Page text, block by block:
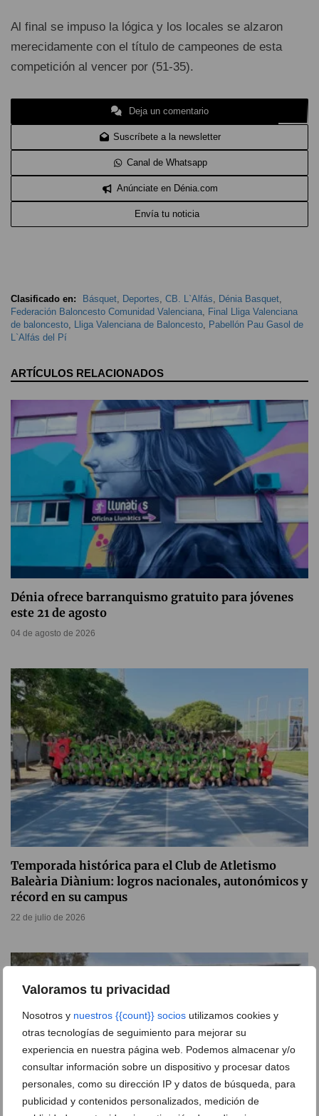
Valoramos tu privacidad
Nosotros y nuestros {{count}} socios utilizamos cookies y
otras tecnologías de seguimiento para mejorar su
experiencia en nuestra página web. Podemos almacenar y/o
consultar información sobre un dispositivo y procesar datos
personales, como su dirección IP y datos de búsqueda, para
publicidad y contenidos personalizados, medición de
Al final se impuso la lógica y los locales se alzaron
merecidamente con el título de campeones de esta
competición al vencer por (51-35).
Deja un comentario
Suscríbete a la newsletter
Canal de Whatsapp
Anúnciate en Dénia.com
Envía tu noticia
Clasificado en: Básquet, Deportes, CB. L`Alfás, Dénia Basquet,
Federación Baloncesto Comunidad Valenciana, Final Lliga Valenciana
de baloncesto, Lliga Valenciana de Baloncesto, Pabellón Pau Gasol de
L`Alfás del Pí
ARTÍCULOS RELACIONADOS
Dénia ofrece barranquismo gratuito para jóvenes
este 21 de agosto
04 de agosto de 2026
Temporada histórica para el Club de Atletismo
Baleària Diànium: logros nacionales, autonómicos y
récord en su campus
22 de julio de 2026